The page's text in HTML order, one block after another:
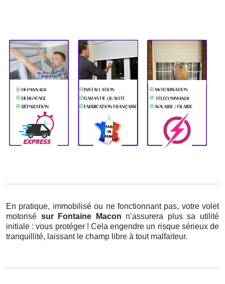
En pratique, immobilisé ou ne fonctionnant pas, votre volet
motorisé sur Fontaine Macon n’assurera plus sa utilité
initiale : vous protéger ! Cela engendre un risque sérieux de
tranquillité, laissant le champ libre à tout malfaiteur.